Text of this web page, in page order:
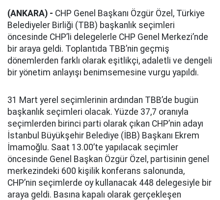
(ANKARA) - CHP Genel Başkanı Özgür Özel, Türkiye
Belediyeler Birliği (TBB) başkanlık seçimleri
öncesinde CHP’li delegelerle CHP Genel Merkezi’nde
bir araya geldi. Toplantıda TBB’nin geçmiş
dönemlerden farklı olarak eşitlikçi, adaletli ve dengeli
bir yönetim anlayışı benimsemesine vurgu yapıldı.
31 Mart yerel seçimlerinin ardından TBB’de bugün
başkanlık seçimleri olacak. Yüzde 37,7 oranıyla
seçimlerden birinci parti olarak çıkan CHP’nin adayı
İstanbul Büyükşehir Belediye (İBB) Başkanı Ekrem
İmamoğlu. Saat 13.00’te yapılacak seçimler
öncesinde Genel Başkan Özgür Özel, partisinin genel
merkezindeki 600 kişilik konferans salonunda,
CHP’nin seçimlerde oy kullanacak 448 delegesiyle bir
araya geldi. Basına kapalı olarak gerçekleşen